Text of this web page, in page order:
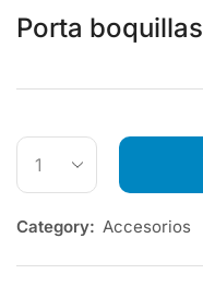
Porta boquillas
Category: Accesorios